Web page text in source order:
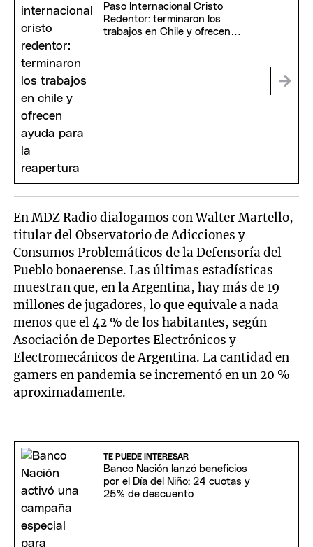
Paso Internacional Cristo
Redentor: terminaron los
trabajos en Chile y ofrecen
En MDZ Radio dialogamos con Walter Martello,
titular del Observatorio de Adicciones y
Consumos Problemáticos de la Defensoría del
Pueblo bonaerense. Las últimas estadísticas
muestran que, en la Argentina, hay más de 19
millones de jugadores, lo que equivale a nada
menos que el 42 % de los habitantes, según
Asociación de Deportes Electrónicos y
Electromecánicos de Argentina. La cantidad en
gamers en pandemia se incrementó en un 20 %
aproximadamente.
TE PUEDE INTERESAR
Banco Nación lanzó beneficios
por el Día del Niño: 24 cuotas y
25% de descuento